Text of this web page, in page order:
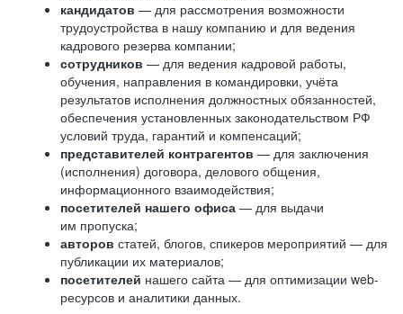
кандидатов — для рассмотрения возможности
трудоустройства в нашу компанию и для ведения
кадрового резерва компании;
сотрудников — для ведения кадровой работы,
обучения, направления в командировки, учёта
результатов исполнения должностных обязанностей,
обеспечения установленных законодательством РФ
условий труда, гарантий и компенсаций;
представителей контрагентов — для заключения
(исполнения) договора, делового общения,
информационного взаимодействия;
посетителей нашего офиса — для выдачи
им пропуска;
авторов статей, блогов, спикеров мероприятий — для
публикации их материалов;
посетителей нашего сайта — для оптимизации web-
ресурсов и аналитики данных.